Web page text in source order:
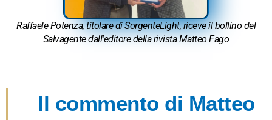
Raffaele Potenza, titolare di SorgenteLight, riceve il bollino del
Salvagente dall'editore della rivista Matteo Fago
Il commento di Matteo